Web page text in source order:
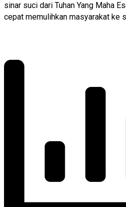
sinar suci dari Tuhan Yang Maha
cepat memulihkan masyarakat ke